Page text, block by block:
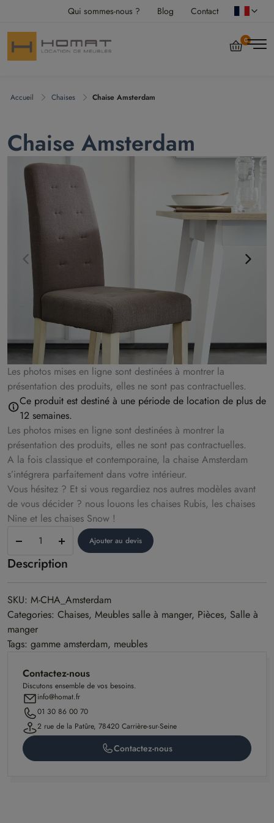
Qui sommes-nous ? Blog Contact
0
Accueil Chaises Chaise Amsterdam
Chaise Amsterdam
Les photos mises en ligne sont destinées à montrer la
présentation des produits, elles ne sont pas contractuelles.
Ce produit est destiné à une période de location de plus de
12 semaines.
Les photos mises en ligne sont destinées à montrer la
présentation des produits, elles ne sont pas contractuelles.
A la fois classique et contemporaine, la chaise Amsterdam
s’intégrera parfaitement dans votre intérieur.
Vous hésitez ? Et si vous regardiez nos autres modèles avant
de vous décider ? nous louons les chaises Rubis, les chaises
Nine et les chaises Snow !
Amsterdam
Ajouter au devis
Description
SKU: M-CHA_Amsterdam
Categories: Chaises, Meubles salle à manger, Pièces, Salle à
manger
Tags: gamme amsterdam, meubles
Contactez-nous
Discutons ensemble de vos besoins.
info@homat.fr
01 30 86 00 70
2 rue de la Patûre, 78420 Carrière-sur-Seine
Contactez-nous